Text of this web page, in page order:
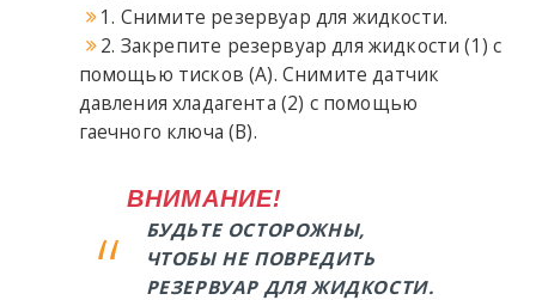
1. Снимите резервуар для жидкости.
2. Закрепите резервуар для жидкости (1) с
помощью тисков (A). Снимите датчик
давления хладагента (2) с помощью
гаечного ключа (B).
ВНИМАНИЕ!
БУДЬТЕ ОСТОРОЖНЫ,
ЧТОБЫ НЕ ПОВРЕДИТЬ
РЕЗЕРВУАР ДЛЯ ЖИДКОСТИ.